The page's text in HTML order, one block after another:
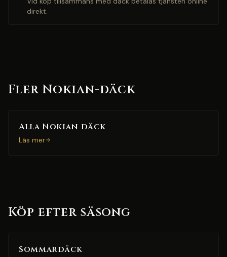
direkt.
Fler Nokian-däck
Alla Nokian däck
Läs mer
Köp efter säsong
Sommardäck